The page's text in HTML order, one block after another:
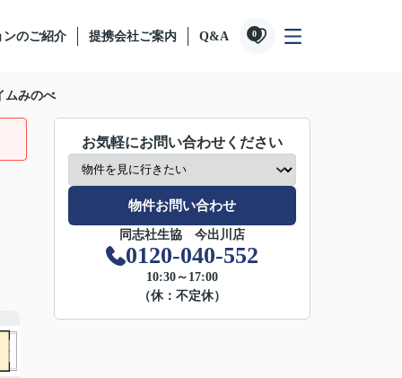
ンのご紹介 提携会社ご案内 Q&A 0
ムみのべ
お気軽にお問い合わせください
物件お問い合わせ
同志社生協 今出川店
0120-040-552
10:30～17:00
（休：不定休）